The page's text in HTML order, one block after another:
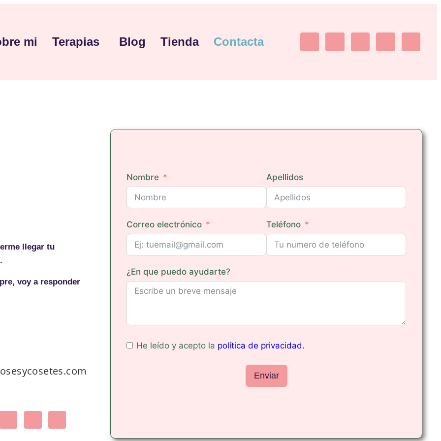
mi Terapias Blog Tienda Contacta
llegar tu
voy a responder
Nombre Apellidos
Correo electrónico Teléfono
¿En que puedo ayudarte?
He leído y acepto la política de privacidad.
Enviar